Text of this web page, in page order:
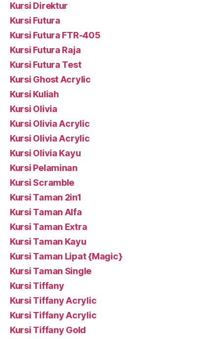
Kursi Direktur
Kursi Futura
Kursi Futura FTR-405
Kursi Futura Raja
Kursi Futura Test
Kursi Ghost Acrylic
Kursi Kuliah
Kursi Olivia
Kursi Olivia Acrylic
Kursi Olivia Acrylic
Kursi Olivia Kayu
Kursi Pelaminan
Kursi Scramble
Kursi Taman 2in1
Kursi Taman Alfa
Kursi Taman Extra
Kursi Taman Kayu
Kursi Taman Lipat {Magic}
Kursi Taman Single
Kursi Tiffany
Kursi Tiffany Acrylic
Kursi Tiffany Acrylic
Kursi Tiffany Gold